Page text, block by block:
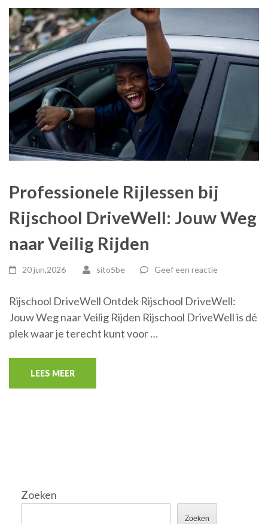
Professionele Rijlessen bij
Rijschool DriveWell: Jouw Weg
naar Veilig Rijden
20 jun,2026 sito5be Geef een reactie
Rijschool DriveWell Ontdek Rijschool DriveWell:
Jouw Weg naar Veilig Rijden Rijschool DriveWell is dé
plek waar je terecht kunt voor …
LEES MEER
Zoeken
Zoeken